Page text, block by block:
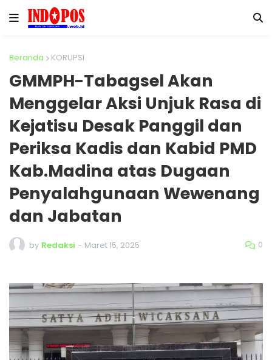
Beranda KORUPSI
GMMPH-Tabagsel Akan
Menggelar Aksi Unjuk Rasa di
Kejatisu Desak Panggil dan
Periksa Kadis dan Kabid PMD
Kab.Madina atas Dugaan
Penyalahgunaan Wewenang
dan Jabatan
by Redaksi - Maret 15, 2025 0